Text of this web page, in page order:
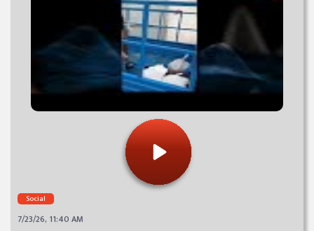
Social
7/23/26, 11:40 AM